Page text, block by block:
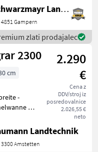
30–
šobo s
- z
Schwarzmayr Landtechnik GmbH - Gampern
4851 Gampern
zlati prodajalec
2300
2.290
€
Cena z
DDV/stroj iz
posredovalnice
2.026,55 €
neto
cm
-
mit
Landtechnik
3300 Amstetten